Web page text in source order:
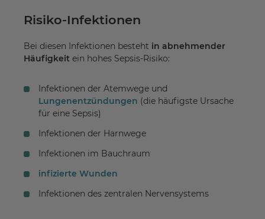
Risiko-Infektionen
Bei diesen Infektionen besteht in abnehmender
Häufigkeit ein hohes Sepsis-Risiko:
Infektionen der Atemwege und
Lungenentzündungen (die häufigste Ursache
für eine Sepsis)
Infektionen der Harnwege
Infektionen im Bauchraum
infizierte Wunden
Infektionen des zentralen Nervensystems